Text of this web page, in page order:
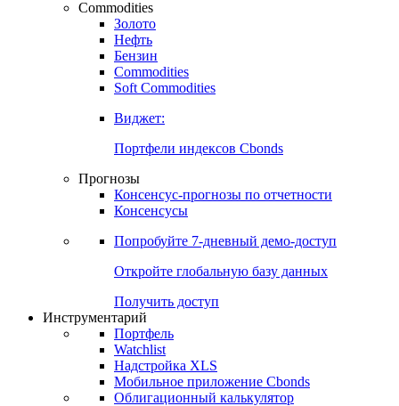
Commodities
Золото
Нефть
Бензин
Commodities
Soft Commodities
Виджет:
Портфели индексов Cbonds
Прогнозы
Консенсус-прогнозы по отчетности
Консенсусы
Попробуйте 7-дневный демо-доступ
Откройте глобальную базу данных
Получить доступ
Инструментарий
Портфель
Watchlist
Надстройка XLS
Мобильное приложение Cbonds
Облигационный калькулятор